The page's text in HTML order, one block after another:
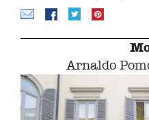
Arnaldo